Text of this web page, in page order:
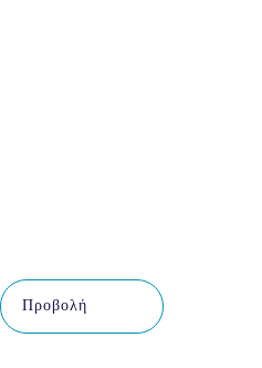
Προβολή